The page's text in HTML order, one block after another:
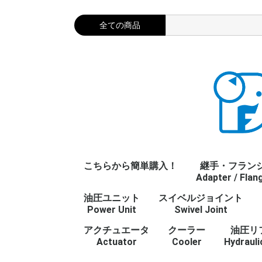
こちらから簡単購入！
継手・フラン
Adapter /
プラグ・キャ
Plug/Cap
ストレート
Straight
エルボ
Elbow
チーズ
Tee
クロス
Cross
ステンレス継手
Stainless
油圧フランジ
Flange
JISフランジ
JIS Flange
タケノコ
Barb fitting
Gねじ
管用平行ねじ
R/Rcねじ
管用テーパねじ
Mねじ
メートルねじ
UNFねじ
ユニファイねじ
NPTねじ
アメリカ管用
参考資料/
継手・フランジ
Adapter /
油圧ユニット
Power Unit
スイベルジョイント
Swivel Joint
アクチュエータ
Actuator
クーラー
Cooler
油圧リ